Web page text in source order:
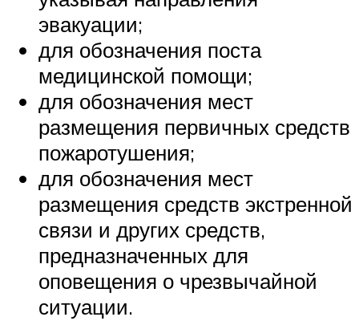
эвакуации;
для обозначения поста
медицинской помощи;
для обозначения мест
размещения первичных средств
пожаротушения;
для обозначения мест
размещения средств экстренной
связи и других средств,
предназначенных для
оповещения о чрезвычайной
ситуации.